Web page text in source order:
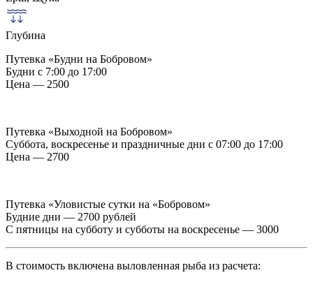
Глубина
Путевка «Будни на Бобровом»
Будни с 7:00 до 17:00
Цена — 2500
Путевка «Выходной на Бобровом»
Суббота, воскресенье и праздничные дни с 07:00 до 17:00
Цена — 2700
Путевка «Уловистые сутки на «Бобровом»
Будние дни — 2700 рублей
С пятницы на субботу и субботы на воскресенье — 3000
В стоимость включена выловленная рыба из расчета: